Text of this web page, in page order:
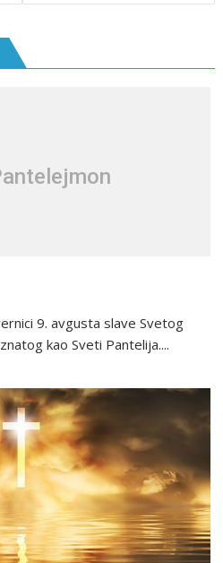
9. avgusta slavе Svеtоg
kaо Svеti Pantеlija....